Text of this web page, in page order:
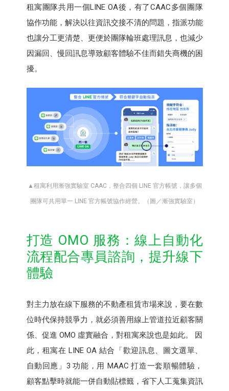
租寓團隊共用一個LINE OA後，有了CAAC多個團隊
協作功能，解決以往資訊交接不清的問題，指派功能
也讓分工更清楚、更便於團隊輪班處理訊息，也減少
因漏回、慢回訊息導致顧客體驗不佳而錯失商機的困
擾。
▲租寓利用漸強實驗室 CAAC，整合四個 LINE 官方帳號，讓多個
團隊可共用單一 LINE 官方帳號協作經營。（圖／漸強實驗室）
打造 OMO 服務：線上自動化
流程配合專員諮詢，提升線下
體驗
對主力放在線下服務的不動產租賃市場來說，要在數
位時代保持競爭力，就必須善用線上管道拉近顧客關
係、促進 OMO 虛實融合，對租寓來說也是如此。 因
此，租寓在 LINE OA 結合「歡迎訊息、圖文選單、
自動回應」3 功能，用 MAAC 打造一套順暢體驗，
顧客點擊時就能一併自動貼標籤，省下人工蒐集資訊